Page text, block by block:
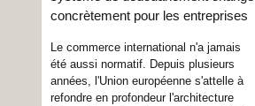
concrètement pour les entreprises
Le commerce international n'a jamais
été aussi normatif. Depuis plusieurs
années, l'Union européenne s'attelle à
refondre en profondeur l'architecture